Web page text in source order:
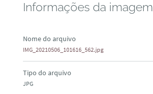
Informações da imagem
Nome do arquivo
IMG_20210506_101616_562.jpg
Tipo do arquivo
JPG